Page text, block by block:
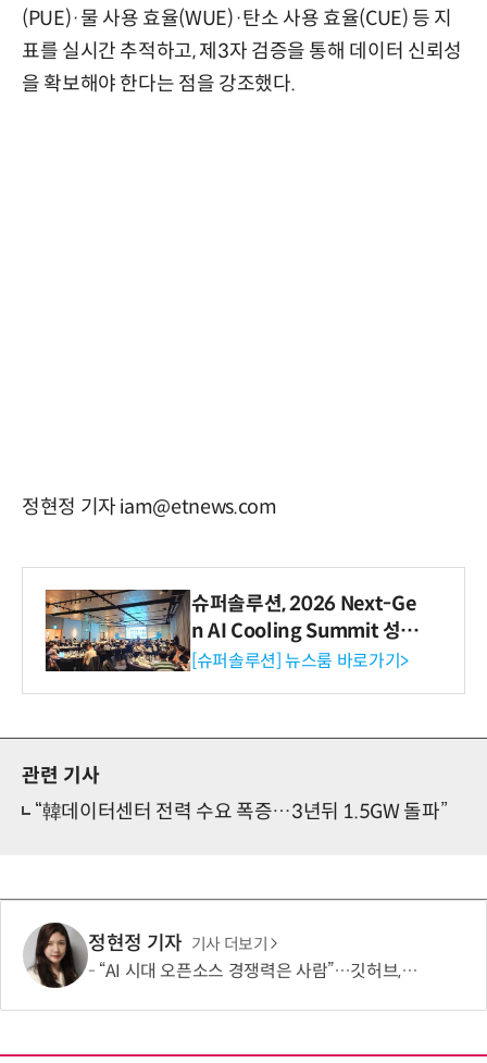
(PUE)·물 사용 효율(WUE)·탄소 사용 효율(CUE) 등 지
표를 실시간 추적하고, 제3자 검증을 통해 데이터 신뢰성
을 확보해야 한다는 점을 강조했다.
정현정 기자 iam@etnews.com
슈퍼솔루션, 2026 Next-Ge
n AI Cooling Summit 성황
리 성료
[슈퍼솔루션] 뉴스룸 바로가기>
관련 기사
“韓데이터센터 전력 수요 폭증…3년뒤 1.5GW 돌파”
정현정 기자 기사 더보기
“AI 시대 오픈소스 경쟁력은 사람”…깃허브, 유지관리자 지원 확대